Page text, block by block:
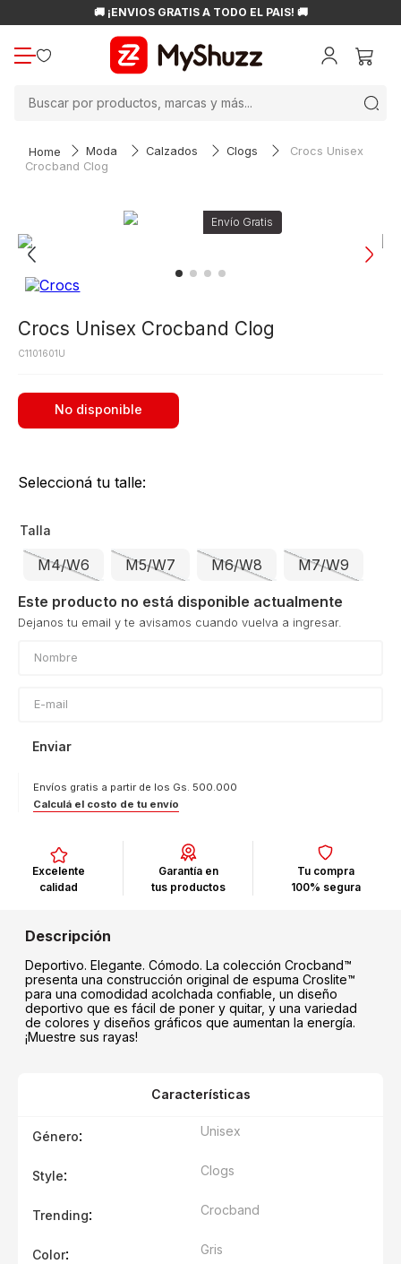
🚚 ¡ENVÍOS GRATIS A TODO EL PAÍS! 🚚
Moda Calzados Clogs
Crocs Unisex
Crocband Clog
Crocs Unisex Crocband Clog
C1101601U
No disponible
Seleccioná tu talle:
Talla
M4/W6 M5/W7 M6/W8 M7/W9
Este producto no está disponible actualmente
Enviar
Envíos gratis a partir de los Gs. 500.000
Calculá el costo de tu envío
Excelente
calidad
Garantía en
tus productos
Tu compra
100% segura
Deportivo. Elegante. Cómodo. La colección Crocband™
presenta una construcción original de espuma Croslite™
para una comodidad acolchada confiable, un diseño
deportivo que es fácil de poner y quitar, y una variedad
de colores y diseños gráficos que aumentan la energía.
¡Muestre sus rayas!
Características
Género: Unisex
Style: Clogs
Trending: Crocband
Color: Gris